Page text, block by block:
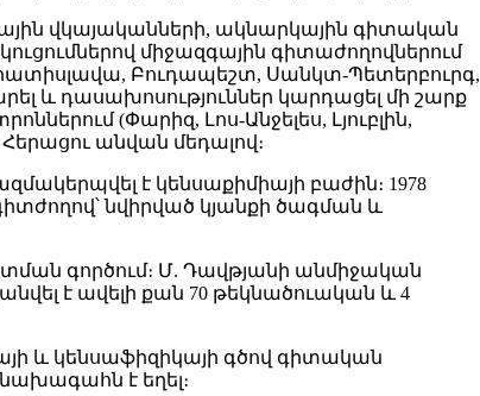
վկայականների, ակնարկային գիտական
միջազգային գիտաժողովներում
Բրատիսլավա, Բուդապեշտ, Սանկտ-Պետերբուրգ,
և դասախոսություններ կարդացել մի շարք
(Փարիզ, Լոս-Անջելես, Լյուբլին,
անվան մեդալով։
է կենսաքիմիայի բաժին։ 1978
նվիրված կյանքի ծագման և
գործում։ Մ. Դավթյանի անմիջական
է ավելի քան 70 թեկնածուական և 4
և կենսաֆիզիկայի գծով գիտական
է եղել։